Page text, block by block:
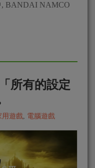
BANDAI NAMCO
所有的設定
用遊戲, 電腦遊戲